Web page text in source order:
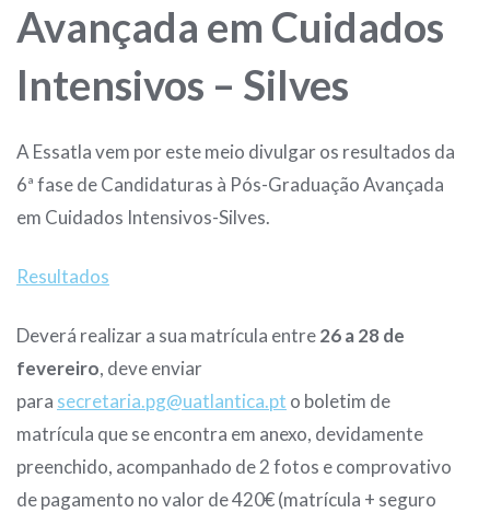
Avançada em Cuidados
Intensivos – Silves
A Essatla vem por este meio divulgar os resultados da
6ª fase de Candidaturas à Pós-Graduação Avançada
em Cuidados Intensivos-Silves.
Resultados
Deverá realizar a sua matrícula entre26 a 28 de
fevereiro, deve enviar
para secretaria.pg@uatlantica.pt o boletim de
matrícula que se encontra em anexo, devidamente
preenchido, acompanhado de 2 fotos e comprovativo
de pagamento no valor de 420€ (matrícula + seguro